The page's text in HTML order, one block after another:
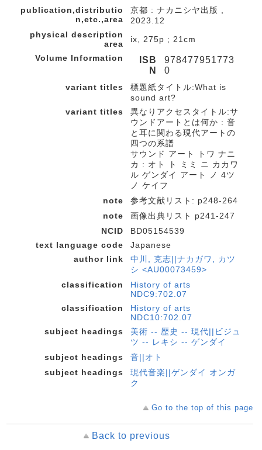
publication,distributio
n,etc.,area
京都 : ナカニシヤ出版 ,
2023.12
physical description
area
ix, 275p ; 21cm
Volume Information
ISB
N
978477951773
0
variant titles
標題紙タイトル:What is
sound art?
variant titles
異なりアクセスタイトル:サ
ウンドアートとは何か : 音
と耳に関わる現代アートの
四つの系譜
サウンド アート トワ ナニ
カ : オト ト ミミ ニ カカワ
ル ゲンダイ アート ノ 4ツ
ノ ケイフ
note
参考文献リスト: p248-264
note
画像出典リスト p241-247
NCID
BD05154539
text language code
Japanese
author link
中川, 克志||ナカガワ, カツ
シ <AU00073459>
classification
History of arts
NDC9:702.07
classification
History of arts
NDC10:702.07
subject headings
美術 -- 歴史 -- 現代||ビジュ
ツ -- レキシ -- ゲンダイ
subject headings
音||オト
subject headings
現代音楽||ゲンダイ オンガ
ク
Go to the top of this page
Back to previous